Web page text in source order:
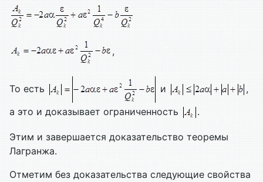
,
То есть и
,
а это и доказывает ограниченность
.
Этим и завершается доказательство теоремы
Лагранжа.
Отметим без доказательства следующие свойства